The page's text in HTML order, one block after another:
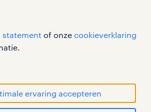
statement of onze cookieverklaring
ervaring accepteren
FORWARD en SHAPING THE